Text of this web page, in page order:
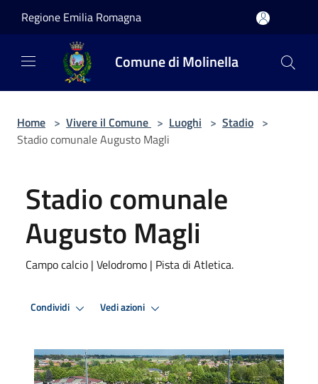
Regione Emilia Romagna
Comune di Molinella
Home > Vivere il Comune > Luoghi > Stadio >
Stadio comunale Augusto Magli
Stadio comunale
Augusto Magli
Campo calcio | Velodromo | Pista di Atletica.
Condividi Vedi azioni